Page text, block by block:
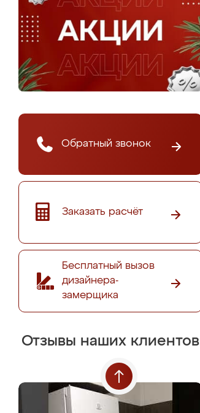
Обратный звонок
Заказать расчёт
Бесплатный вызов
дизайнера-
замерщика
Отзывы наших клиентов